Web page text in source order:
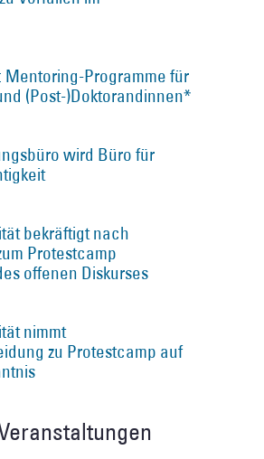
Programme für
(Post-)Doktorandinnen*
wird Büro für
bekräftigt nach
Protestcamp
offenen Diskurses
nimmt
zu Protestcamp auf